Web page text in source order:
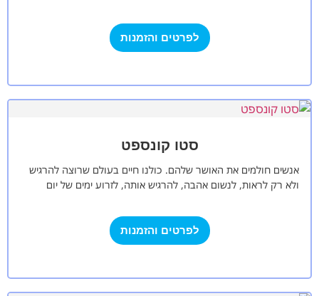
לפרטים והזמנות
סטו קונספט
אנשים חולמים את האושר שלהם. כולנו חיים בעולם שרוצה להרגיש
ולא רק לראות, לנשום אהבה, להרגיש אותה, לזרוע ימים של יום
לפרטים והזמנות